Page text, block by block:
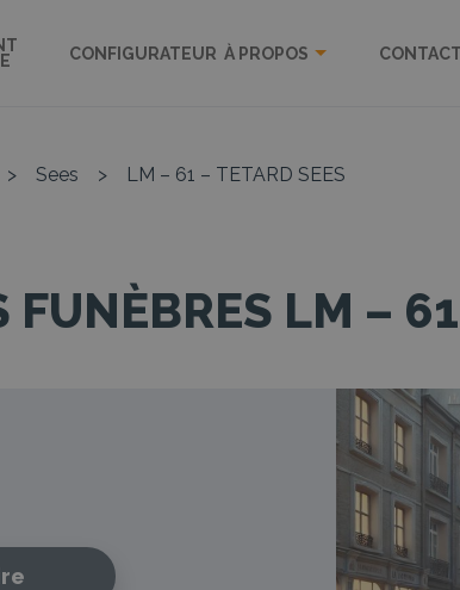
CONFIGURATEUR À PROPOS CONTACT
> Sees > LM – 61 – TETARD SEES
FUNÈBRES LM –